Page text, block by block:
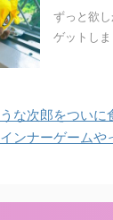
ずっと欲
ゲットし
うな次郎をついに
インナーゲームや